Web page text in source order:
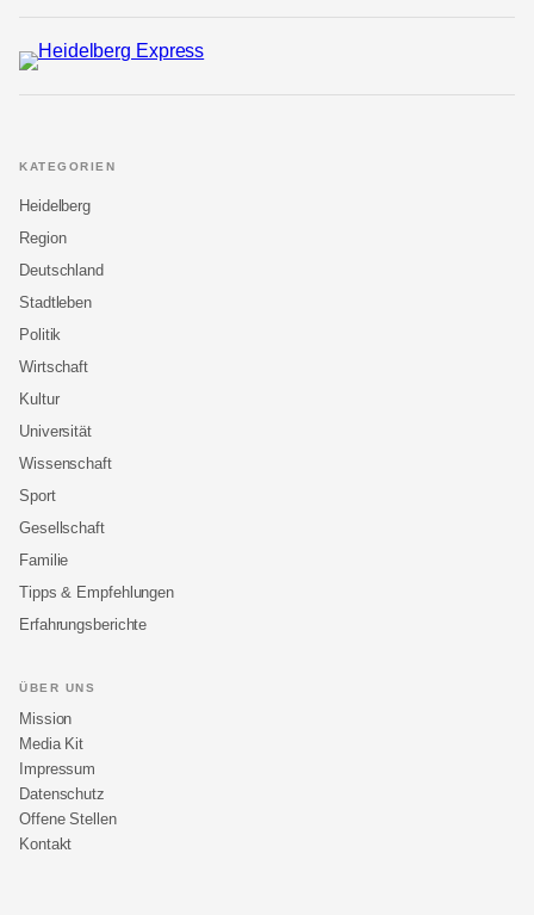
KATEGORIEN
Heidelberg
Region
Deutschland
Stadtleben
Politik
Wirtschaft
Kultur
Universität
Wissenschaft
Sport
Gesellschaft
Familie
Tipps & Empfehlungen
Erfahrungsberichte
ÜBER UNS
Mission
Media Kit
Impressum
Datenschutz
Offene Stellen
Kontakt